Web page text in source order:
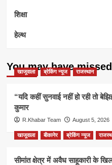
शिक्षा
हेल्थ
You may have missed
खाजूवाला ब्रेकिंग न्यूज राजस्थान
“यदि कहीं सुनवाई नहीं हो रही तो
कुमार
R.Khabar Team August 5, 2026
खाजूवाला बीकानेर ब्रेकिंग न्यूज
सीमांत क्षेत्र में अवैध साहूकारी के